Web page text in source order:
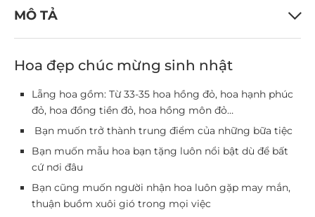
MÔ TẢ
Hoa đẹp chúc mừng sinh nhật
Lẵng hoa gồm: Từ 33-35 hoa hồng đỏ, hoa hạnh phúc
đỏ, hoa đồng tiền đỏ, hoa hồng môn đỏ…
Bạn muốn trở thành trung điểm của những bữa tiệc
Bạn muốn mẫu hoa bạn tặng luôn nổi bật dù để bất
cứ nơi đâu
Bạn cũng muốn người nhận hoa luôn gặp may mắn,
thuận buồm xuôi gió trong mọi việc